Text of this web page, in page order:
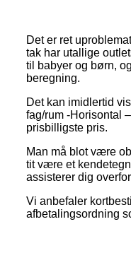
Det er ret
tak har utallige
til babyer og børn,
beregning.
Det kan imidlertid
fag/rum -Horisontal
prisbilligste pris.
Man må blot være
tit være et
assisterer dig
Vi anbefaler
afbetalingsordning